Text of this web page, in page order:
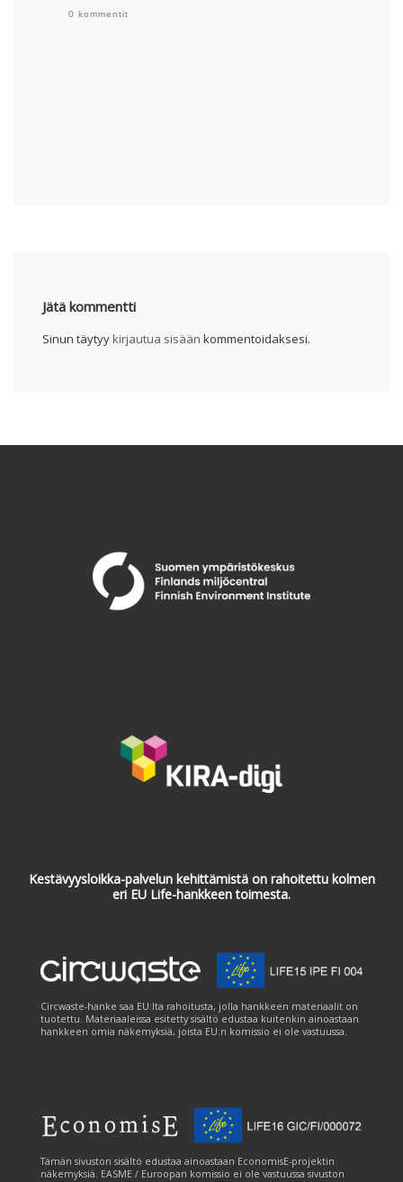
0 kommentit
Jätä kommentti
Sinun täytyy kirjautua sisään kommentoidaksesi.
Kestävyysloikka-palvelun kehittämistä on rahoitettu kolmen
eri EU Life-hankkeen toimesta.
Circwaste-hanke saa EU:lta rahoitusta, jolla hankkeen materiaalit on
tuotettu. Materiaaleissa esitetty sisältö edustaa kuitenkin ainoastaan
hankkeen omia näkemyksiä, joista EU:n komissio ei ole vastuussa.
Tämän sivuston sisältö edustaa ainoastaan EconomisE-projektin
näkemyksiä. EASME / Euroopan komissio ei ole vastuussa sivuston